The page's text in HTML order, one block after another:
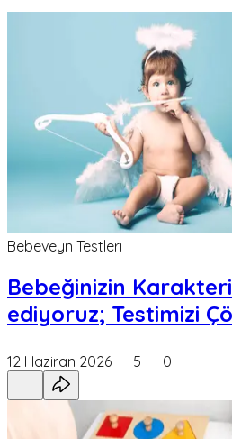
Bebeveyn Testleri
Bebeğinizin
ediyoruz; Testimizi
12 Haziran 2026 5 0